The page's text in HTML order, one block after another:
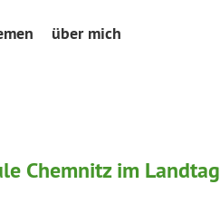
über mich
Chemnitz im Landtag